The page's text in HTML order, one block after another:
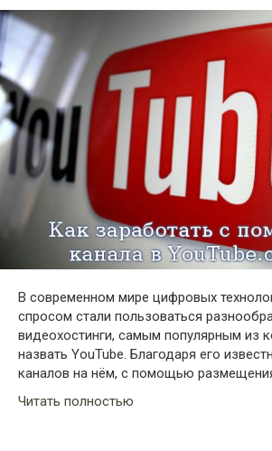
В современном мире цифровых
спросом стали пользоваться
видеохостинги, самым популярным из
назвать YouTube. Благодаря его
каналов на нём, с помощью
Читать полностью